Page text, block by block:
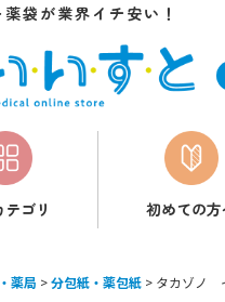
袋が業界イチ安い！
ゴリ 初めての方
薬局 >分包紙・薬包紙 > タカゾノ